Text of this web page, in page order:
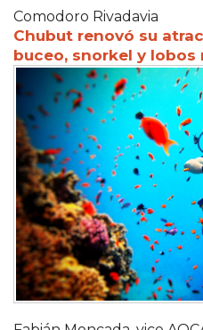
Comodoro Rivadavia
Chubut renovó su
buceo, snorkel y lobos